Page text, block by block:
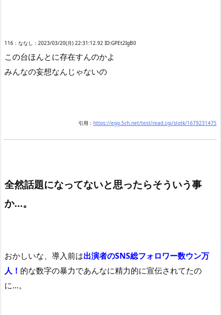
116：ななし：2023/03/20(月) 22:31:12.92 ID:GPEt2IgB0
この台ほんとに存在すんのかよ
みんなの妄想なんじゃないの
引用： https://egg.5ch.net/test/read.cgi/slotk/1679231475
全然話題になってないと思ったらそういう事
か…。
おかしいな、導入前は出演者のSNS総フォロワー数ウン万
人！ 的な数字の暴力であんなに精力的に宣伝されてたの
に…。